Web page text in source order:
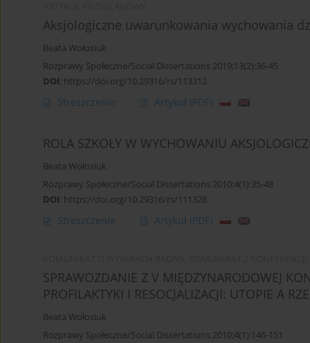
Aksjologiczne uwarunkowania wychowania
Beata Wołosiuk
Rozprawy Społeczne/Social Dissertations 2019;13(2):36-45
DOI: https://doi.org/10.29316/rs/113312
Streszczenie Artykuł (PDF)
ROLA SZKOŁY W WYCHOWANIU
Beata Wołosiuk
Rozprawy Społeczne/Social Dissertations 2010;4(1):35-48
DOI: https://doi.org/10.29316/rs/111328
Streszczenie Artykuł (PDF)
SPRAWOZDANIE Z V MIĘDZYNARODOWEJ
PROFILAKTYKI I RESOCJALIZACJI: UTOPIE A
Beata Wołosiuk
Rozprawy Społeczne/Social Dissertations 2010;4(1):146-151